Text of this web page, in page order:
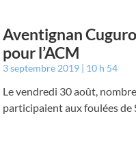
Aventignan
pour l’ACM
3 septembre 2019 10 h 54
Le vendredi 30 août,
participaient aux foulées de